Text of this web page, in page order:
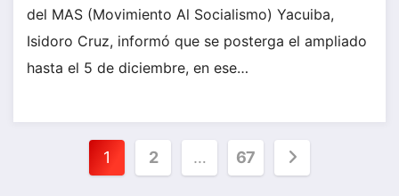
del MAS (Movimiento Al Socialismo) Yacuiba,
Isidoro Cruz, informó que se posterga el ampliado
hasta el 5 de diciembre, en ese…
Paginación
1 2 … 67